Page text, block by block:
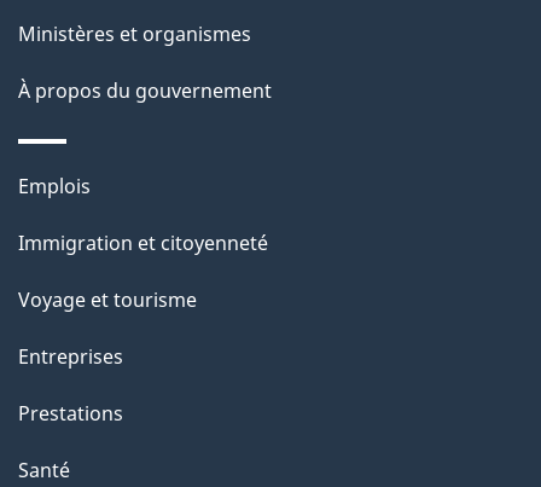
s
d
e
l
a
p
a
g
e
ce
site
Ministères et organismes
À propos du gouvernement
Thèmes
sujets
Emplois
Immigration et citoyenneté
Voyage et tourisme
Entreprises
Prestations
Santé